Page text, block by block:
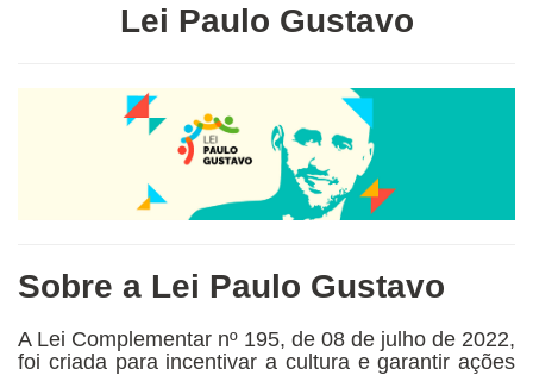
Lei Paulo Gustavo
Sobre a Lei Paulo Gustavo
A Lei Complementar nº 195, de 08 de julho de 2022,
foi criada para incentivar a cultura e garantir ações